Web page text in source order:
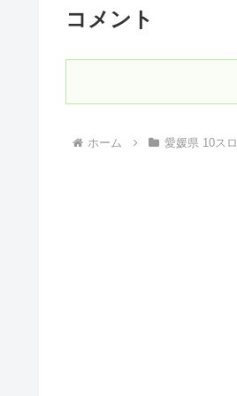
コメント
ホーム 愛媛県 10スロ